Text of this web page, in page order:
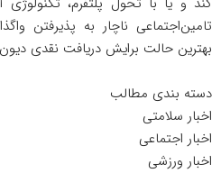
تامین‌اجتماعی ناچار به پذیرفتن
بهترین حالت برایش دریافت نقدی
دسته بندی مطالب
اخبار سلامتی
اخبار اجتماعی
اخبار ورزشی